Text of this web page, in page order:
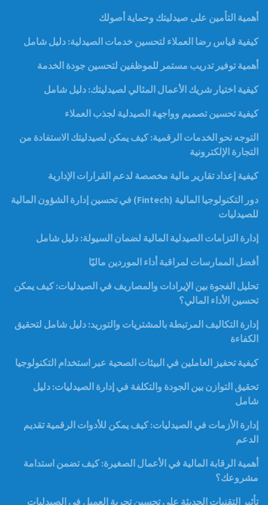
أهمية التأمين على صيدليتك وحماية أصولك
كيفية قياس رضا العملاء لتحسين خدمات الصيدلية: دليل شامل
أهمية توفير تدريب مستمر للموظفين لتحسين جودة الخدمة
كيفية اختيار شريك الأعمال المثالي لصيدليتك: دليل شامل
كيفية تحسين تصميم وواجهة الصيدلية لجذب العملاء
التوجه نحو الخدمات الرقمية: كيف يمكن لصيدليتك الاستفادة من
التجارة الإلكترونية
كيفية إعداد تقارير مالية مخصصة لدعم القرارات الإدارية
دور التكنولوجيا المالية (Fintech) في تحسين إدارة الشؤون المالية
للصيدليات
إدارة التزامات الصيدلية المالية لضمان السيولة: دليل شامل
أفضل الممارسات لمراقبة أداء الموردين ماليًا
تحليل الفجوة بين الإيرادات والمصاريف في الصيدليات: كيف يمكن
تحسين الأداء المالي؟
إدارة التكاليف المرتبطة بالمشتريات والتوريد: دليل شامل لتحقيق
الكفاءة
كيفية تحفيز العاملين في البيئات الصحية عبر استخدام التكنولوجيا
تحقيق التوازن بين الجودة والتكلفة في إدارة الصيدليات: دليل
شامل
إدارة الأزمات في الصيدليات: كيف يمكن للأدوات الرقمية تقديم
الدعم
أهمية الرقابة المالية في الأعمال الصغيرة: كيف تضمن استدامة
مشروعك؟
تأثير التقنيات الحديثة على تحسين تجربة العميل في الصيدليات